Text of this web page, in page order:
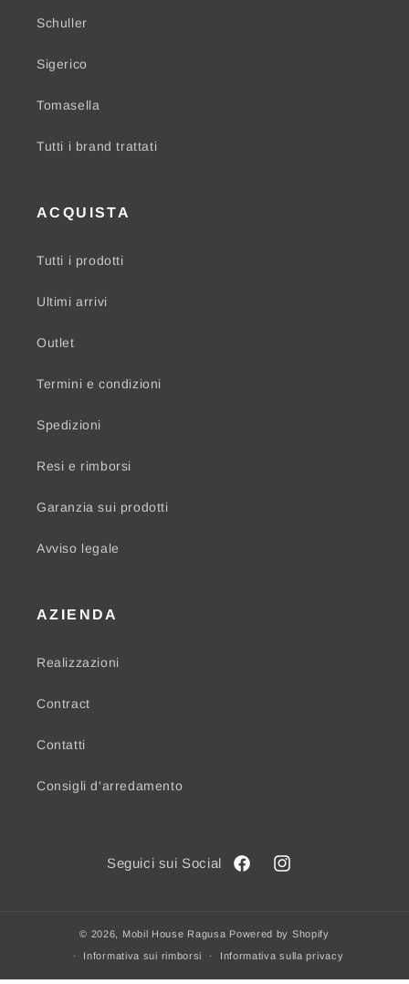
Schuller
Sigerico
Tomasella
Tutti i brand trattati
ACQUISTA
Tutti i prodotti
Ultimi arrivi
Outlet
Termini e condizioni
Spedizioni
Resi e rimborsi
Garanzia sui prodotti
Avviso legale
AZIENDA
Realizzazioni
Contract
Contatti
Consigli d'arredamento
FacebookInstagram
© 2026, Mobil House Ragusa Powered by Shopify
Informativa sui rimborsi
Informativa sulla privacy